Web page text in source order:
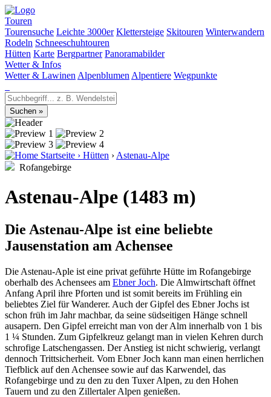
Touren
Tourensuche Leichte 3000er Klettersteige Skitouren Winterwandern
Rodeln Schneeschuhtouren
Hütten Karte Bergpartner Panoramabilder
Wetter & Infos
Wetter & Lawinen Alpenblumen Alpentiere Wegpunkte
Startseite › Hütten › Astenau-Alpe
Rofangebirge
Astenau-Alpe (1483 m)
Die Astenau-Alpe ist eine beliebte
Jausenstation am Achensee
Die Astenau-Aple ist eine privat geführte Hütte im Rofangebirge
oberhalb des Achensees am Ebner Joch. Die Almwirtschaft öffnet
Anfang April ihre Pforten und ist somit bereits im Frühling ein
beliebtes Ziel für Wanderer. Auch der Gipfel des Ebner Jochs ist
schon früh im Jahr machbar, da seine südseitigen Hänge schnell
ausapern. Den Gipfel erreicht man von der Alm innerhalb von 1 bis
1 ¼ Stunden. Zum Gipfelkreuz gelangt man in vielen Kehren durch
schrofige Latschengassen. Der Anstieg ist nicht schwierig, verlangt
dennoch Trittsicherheit. Vom Ebner Joch kann man einen herrlichen
Tiefblick auf den Achensee sowie auf das Karwendel, das
Rofangebirge und zu den zu den Tuxer Alpen, zu den Hohen
Tauern und zu den Zillertaler Alpen genießen.